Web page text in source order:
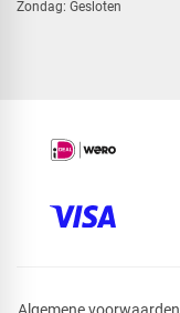
Zondag: Gesloten
Algemene voorwaarden